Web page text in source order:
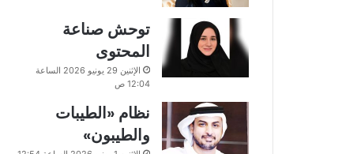
توحش صناعة
المحتوى
الإثنين 29 يونيو 2026 الساعة
12:04 ص
نظام «الطيبات
والطيبون»